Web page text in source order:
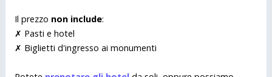
Il prezzo non include:
✗ Pasti e hotel
✗ Biglietti d'ingresso ai monumenti